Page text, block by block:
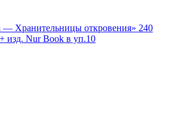
Хранительницы откровения» 240
изд. Nur Book в уп.10